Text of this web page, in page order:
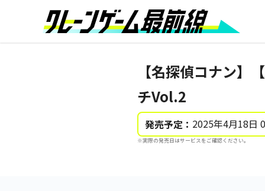
【名探偵コナン
チVol.2
発売予定： 2025年4月18日
※実際の発売日はサービスをご確認ください。